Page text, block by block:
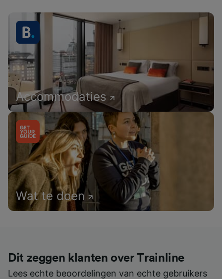
Accommodaties
Wat te doen
Dit zeggen klanten over Trainline
Lees echte beoordelingen van echte gebruikers